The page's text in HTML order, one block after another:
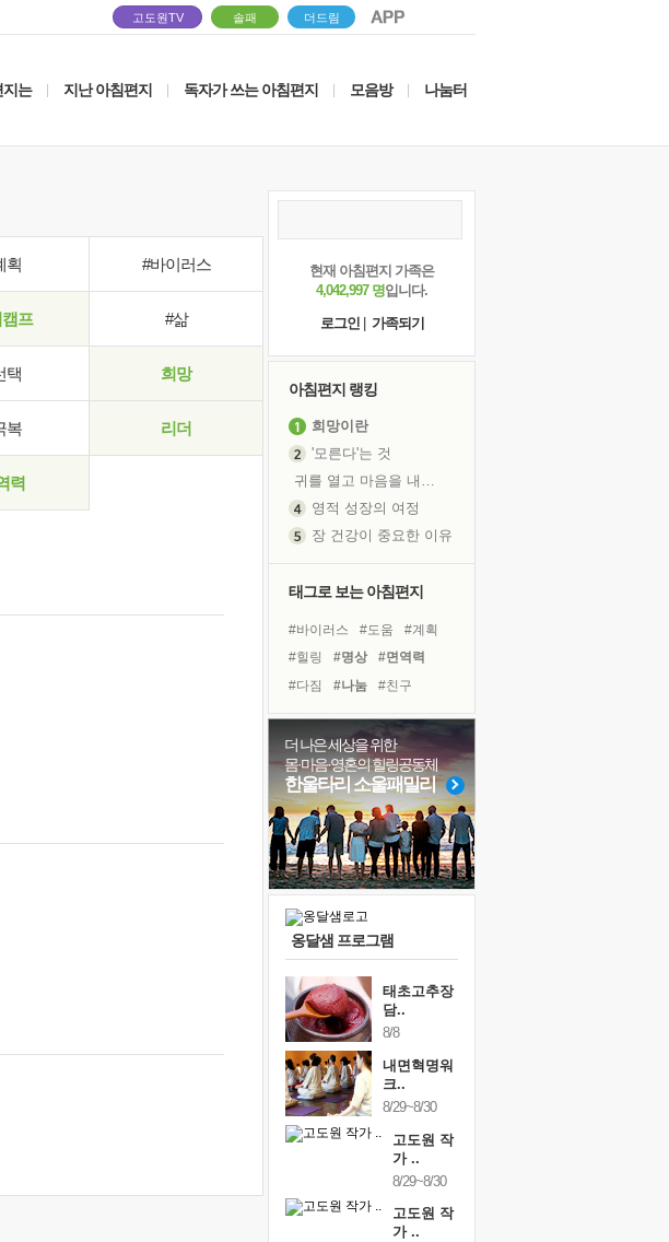
고도원TV 솔패 더드림
지는 지난 아침편지 독자가 쓰는 아침편지 모음방 나눔터
획 #바이러스
프 #삶
택 희망
복 리더
력
현재 아침편지 가족은
4,042,997 명입니다.
로그인
가족되기
아침편지 랭킹
희망이란
'모른다'는 것
귀를 열고 마음을 내어주고
영적 성장의 여정
장 건강이 중요한 이유
흙이 된 몸으로 출근하는 여자
꿈이 실제가 되는 것
'말 타는 법'을 먼저
졸업식 사진을 보며
아픈 아버지를 위한 공간 설계
극심한 변비, 어깨결림, 수면 장애
보고 싶은 어머니
유년 시절의 부산 영도 바다
못된 꼰대들
거울 속의 나
태그로 보는 아침편지
#바이러스 #도움
#계획
#힐링
#명상
#면역력
#다짐
#나눔
#친구
#비전캠프
#유튜브
#삶
#아이들
#건강
#위기
#선택
#경험
#사람
#리더
#링컨학교
#독서캠프
더 나은 세상을 위한
몸·마음·영혼의 힐링공동체
한울타리 소울패밀리
옹달샘 프로그램
태초고추장
담..
8/8
내면혁명워
크..
8/29~8/30
고도원 작
가 ..
8/29~8/30
고도원 작
가 ..